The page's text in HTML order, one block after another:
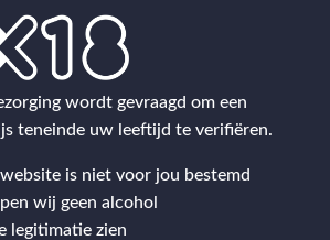
wordt gevraagd om een
teneinde uw leeftijd te verifiëren.
is niet voor jou bestemd
wij geen alcohol
legitimatie zien